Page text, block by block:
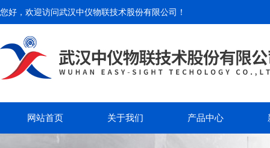
您好，欢迎访问武汉中仪物联技术股份有限公司 ！
网站首页 关于我们 产品中心